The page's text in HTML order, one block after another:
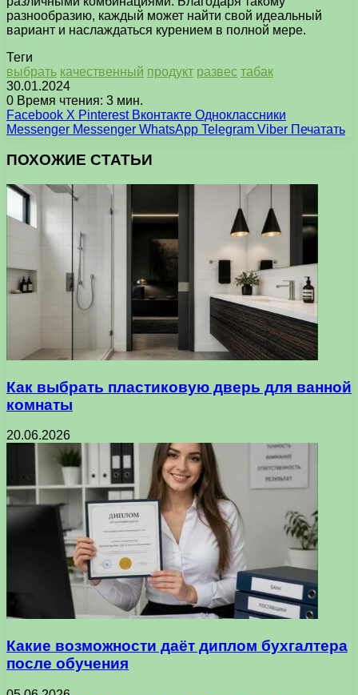
разнообразию, каждый может найти свой идеальный
вариант и наслаждаться курением в полной мере.
Теги
выбрать качественный продукт развес табак
30.01.2024
0 Время чтения: 3 мин.
Facebook X Pinterest Вконтакте Одноклассники
Messenger Messenger WhatsApp Telegram Viber Печатать
ПОХОЖИЕ СТАТЬИ
Как выбрать пластиковую дверь для ванной
комнаты
20.06.2026
Какие возможности даёт диплом бухгалтера
после обучения